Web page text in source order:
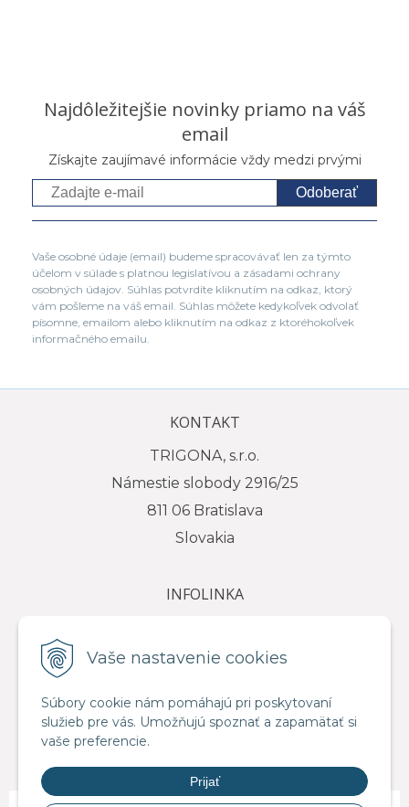
Vaše nastavenie cookies
Súbory cookie nám pomáhajú pri poskytovaní
služieb pre vás. Umožňujú spoznať a zapamätať si
vaše preferencie.
Prijať
Najdôležitejšie novinky priamo na váš
email
Získajte zaujímavé informácie vždy medzi prvými
Odoberať
Vaše osobné údaje (email) budeme spracovávať len za týmto
účelom v súlade s platnou legislatívou a zásadami ochrany
osobných údajov. Súhlas potvrdíte kliknutím na odkaz, ktorý
vám pošleme na váš email. Súhlas môžete kedykoľvek odvolať
písomne, emailom alebo kliknutím na odkaz z ktoréhokoľvek
informačného emailu.
KONTAKT
TRIGONA, s.r.o.
Námestie slobody 2916/25
811 06 Bratislava
Slovakia
INFOLINKA
e-mail: info@trigona.sk
VŠETKO O NÁKUPE